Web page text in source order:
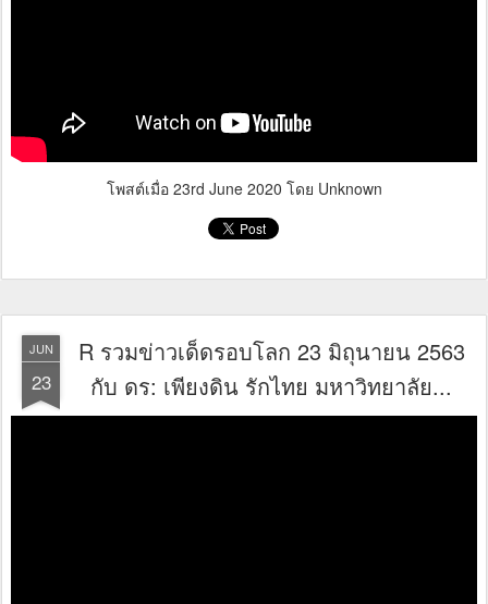
โพสต์เมื่อ 23rd June 2020 โดย Unknown
JUN
23
R รวมข่าวเด็ดรอบโลก 23 มิถุนายน 2563
กับ ดร: เพียงดิน รักไทย มหาวิทยาลัย...